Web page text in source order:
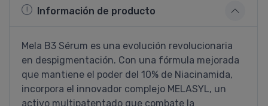
Información de producto
Mela B3 Sérum es una evolución revolucionaria
en despigmentación. Con una fórmula mejorada
que mantiene el poder del 10% de Niacinamida,
incorpora el innovador complejo MELASYL, un
activo multipatentado que combate la